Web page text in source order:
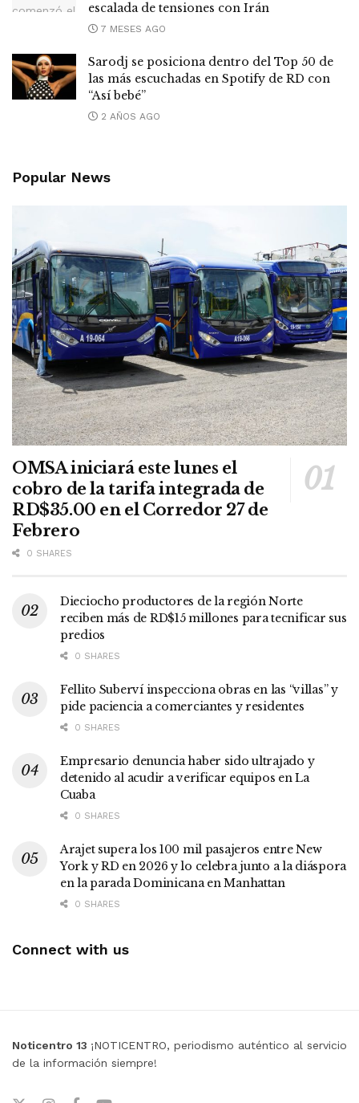
escalada de tensiones con Irán
7 MESES AGO
Sarodj se posiciona dentro del Top 50 de
las más escuchadas en Spotify de RD con
“Así bebé”
2 AÑOS AGO
Popular News
OMSA iniciará este lunes el
cobro de la tarifa integrada de
RD$35.00 en el Corredor 27 de
Febrero
0 SHARES
Dieciocho productores de la región Norte
reciben más de RD$15 millones para tecnificar sus
predios
0 SHARES
Fellito Suberví inspecciona obras en las “villas” y
pide paciencia a comerciantes y residentes
0 SHARES
Empresario denuncia haber sido ultrajado y
detenido al acudir a verificar equipos en La
Cuaba
0 SHARES
Arajet supera los 100 mil pasajeros entre New
York y RD en 2026 y lo celebra junto a la diáspora
en la parada Dominicana en Manhattan
0 SHARES
Connect with us
Noticentro 13 ¡NOTICENTRO, periodismo auténtico al servicio
de la información siempre!